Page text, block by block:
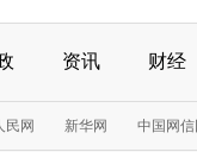
资讯 财经
民网 新华网 中国网